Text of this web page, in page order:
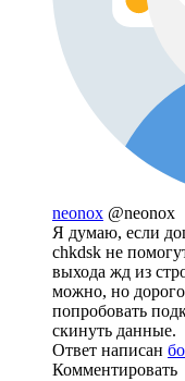
neonox @neonox
Я думаю, если
chkdsk не
выхода жд из
можно, но
попробовать
скинуть данные.
Ответ написан
Комментировать